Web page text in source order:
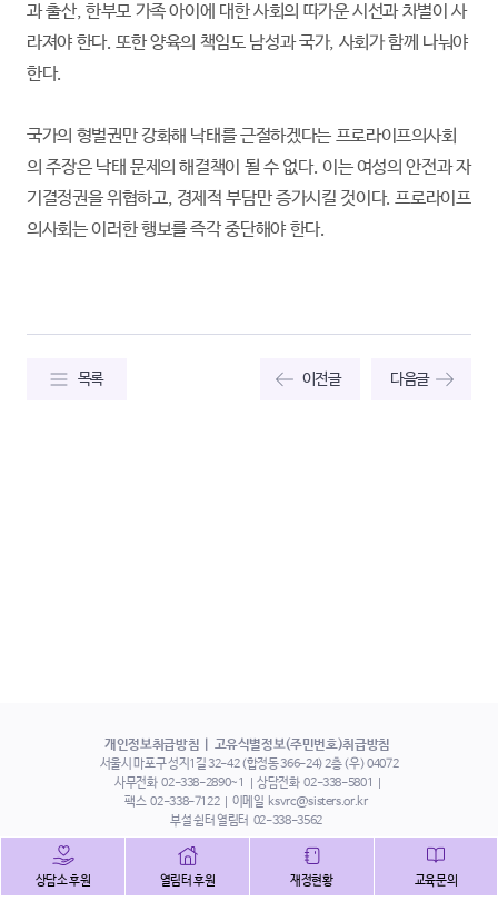
과 출산, 한부모 가족 아이에 대한 사회의 따가운 시선과 차별이 사
라져야 한다. 또한 양육의 책임도 남성과 국가, 사회가 함께 나눠야
한다.
국가의 형벌권만 강화해 낙태를 근절하겠다는 프로라이프의사회
의 주장은 낙태 문제의 해결책이 될 수 없다. 이는 여성의 안전과 자
기결정권을 위협하고, 경제적 부담만 증가시킬 것이다. 프로라이프
의사회는 이러한 행보를 즉각 중단해야 한다.
목록 이전글 다음글
개인정보취급방침 고유식별정보(주민번호)취급방침
서울시 마포구 성지1길 32-42 (합정동 366-24) 2층 (우) 04072
사무전화 02-338-2890~1 상담전화 02-338-5801
팩스 02-338-7122 이메일 ksvrc@sisters.or.kr
부설 쉼터 열림터 02-338-3562
상담소 후원 열림터 후원 재정현황 교육문의